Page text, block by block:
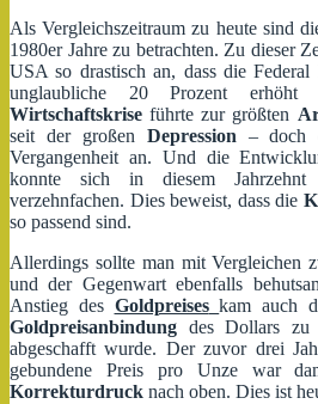
Als Vergleichszeitraum zu heute sind
1980er Jahre zu betrachten. Zu dieser
USA so drastisch an, dass die
unglaubliche 20 Prozent erhöht
Wirtschaftskrise führte zur größten
seit der großen Depression– doch
Vergangenheit an. Und die
konnte sich in diesem
verzehnfachen. Dies beweist, dass die
so passend sind.
Allerdings sollte man mit Vergleichen
und der Gegenwart ebenfalls
Anstieg des Goldpreises kam auch
Goldpreisanbindung des Dollars zu
abgeschafft wurde. Der zuvor drei
gebundene Preis pro Unze war
Korrekturdruck nach oben. Dies ist